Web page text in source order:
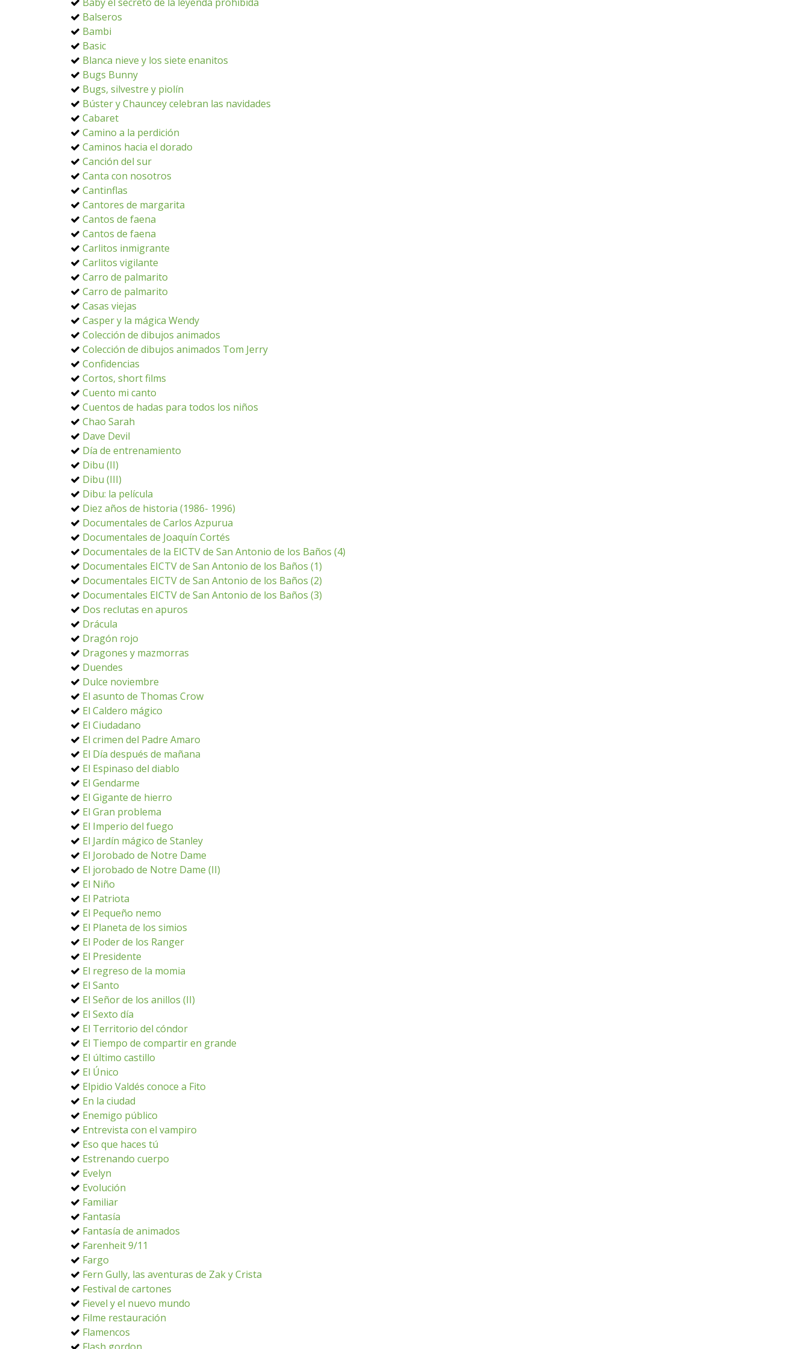
Balseros
Bambi
Basic
Blanca nieve y los siete enanitos
Bugs Bunny
Bugs, silvestre y piolín
Búster y Chauncey celebran las navidades
Cabaret
Camino a la perdición
Caminos hacia el dorado
Canción del sur
Canta con nosotros
Cantinflas
Cantores de margarita
Cantos de faena
Cantos de faena
Carlitos inmigrante
Carlitos vigilante
Carro de palmarito
Carro de palmarito
Casas viejas
Casper y la mágica Wendy
Colección de dibujos animados
Colección de dibujos animados Tom Jerry
Confidencias
Cortos, short films
Cuento mi canto
Cuentos de hadas para todos los niños
Chao Sarah
Dave Devil
Día de entrenamiento
Dibu (II)
Dibu (III)
Dibu: la película
Diez años de historia (1986- 1996)
Documentales de Carlos Azpurua
Documentales de Joaquín Cortés
Documentales de la EICTV de San Antonio de los Baños (4)
Documentales EICTV de San Antonio de los Baños (1)
Documentales EICTV de San Antonio de los Baños (2)
Documentales EICTV de San Antonio de los Baños (3)
Dos reclutas en apuros
Drácula
Dragón rojo
Dragones y mazmorras
Duendes
Dulce noviembre
El asunto de Thomas Crow
El Caldero mágico
El Ciudadano
El crimen del Padre Amaro
El Día después de mañana
El Espinaso del diablo
El Gendarme
El Gigante de hierro
El Gran problema
El Imperio del fuego
El Jardín mágico de Stanley
El Jorobado de Notre Dame
El jorobado de Notre Dame (II)
El Niño
El Patriota
El Pequeño nemo
El Planeta de los simios
El Poder de los Ranger
El Presidente
El regreso de la momia
El Santo
El Señor de los anillos (II)
El Sexto día
El Territorio del cóndor
El Tiempo de compartir en grande
El último castillo
El Único
Elpidio Valdés conoce a Fito
En la ciudad
Enemigo público
Entrevista con el vampiro
Eso que haces tú
Estrenando cuerpo
Evelyn
Evolución
Familiar
Fantasía
Fantasía de animados
Farenheit 9/11
Fargo
Fern Gully, las aventuras de Zak y Crista
Festival de cartones
Fievel y el nuevo mundo
Filme restauración
Flamencos